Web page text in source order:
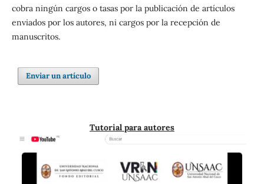
cobra ningún cargos o tasas por la publicación de artículos
enviados por los autores, ni cargos por la recepción de
manuscritos.
Enviar un artículo
Tutorial para autores